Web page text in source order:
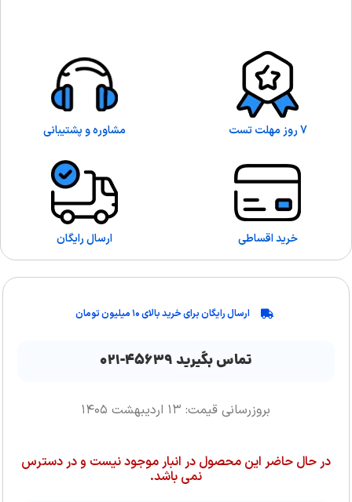
7 روز مهلت تست مشاوره و پشتیبانی
خرید اقساطی ارسال رایگان
ارسال رایگان برای خرید بالای ۱۰ میلیون تومان
تماس بگیرید ۴۵۶۳۹-۰۲۱
بروزرسانی قیمت: ۱۳ اردیبهشت ۱۴۰۵
در حال حاضر این محصول در انبار موجود نیست و در دسترس
نمی باشد.